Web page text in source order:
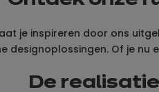
je inspireren door ons
designoplossingen. Of je nu
De